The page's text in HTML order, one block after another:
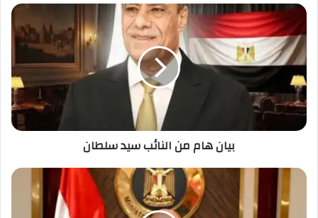
بيان هام من النائب سيد سلطان